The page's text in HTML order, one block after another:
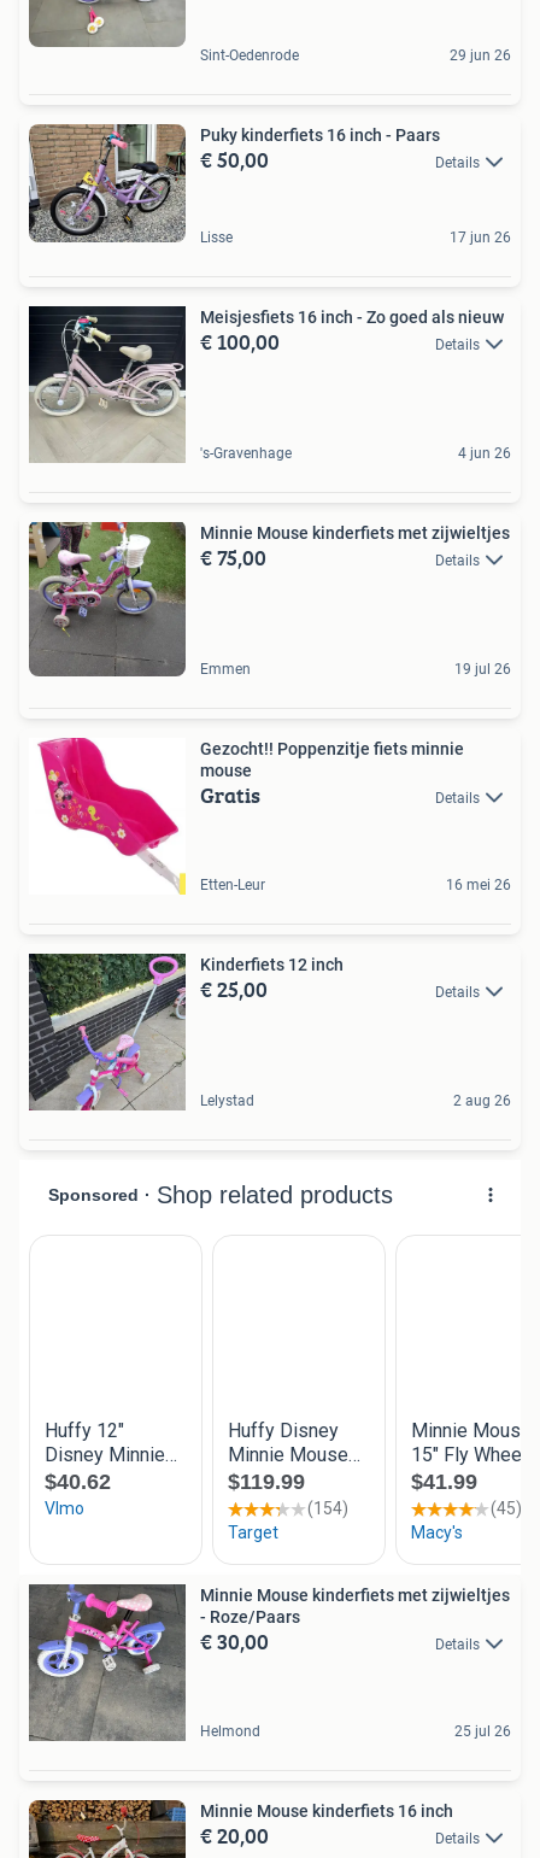
Sint-Oedenrode 29 jun 26
Puky kinderfiets 16 inch - Paars
€ 50,00 Details
Lisse 17 jun 26
Meisjesfiets 16 inch - Zo goed als nieuw
€ 100,00 Details
's-Gravenhage 4 jun 26
Minnie Mouse kinderfiets met zijwieltjes
€ 75,00 Details
Emmen 19 jul 26
Gezocht!! Poppenzitje fiets minnie
mouse
Gratis Details
Etten-Leur 16 mei 26
Kinderfiets 12 inch
€ 25,00 Details
Lelystad 2 aug 26
Minnie Mouse kinderfiets met zijwieltjes
- Roze/Paars
€ 30,00 Details
Helmond 25 jul 26
Minnie Mouse kinderfiets 16 inch
€ 20,00 Details